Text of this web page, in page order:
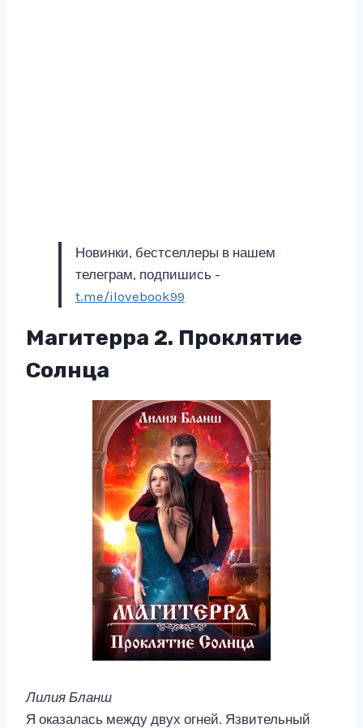
Новинки, бестселлеры в нашем
телеграм, подпишись -
t.me/ilovebook99
Магитерра 2. Проклятие
Солнца
Лилия Бланш
Я оказалась между двух огней. Язвительный